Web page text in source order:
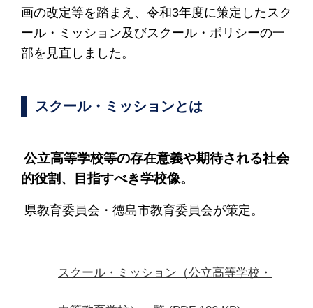
画の改定等を踏まえ、令和3年度に策定したスク
ール・ミッション及びスクール・ポリシーの一
部を見直しました。
スクール・ミッションとは
公立高等学校等の存在意義や期待される社会
的役割、目指すべき学校像。
県教育委員会・徳島市教育委員会が策定。
スクール・ミッション（公立高等学校・